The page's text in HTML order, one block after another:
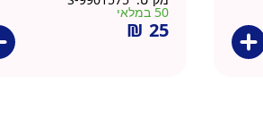
50 במלאי
₪ 25